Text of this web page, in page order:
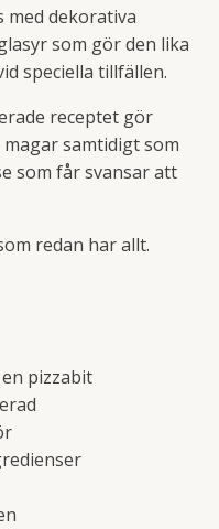
med dekorativa
som gör den lika
speciella tillfällen.
receptet gör
samtidigt som
som får svansar att
redan har allt.
pizzabit